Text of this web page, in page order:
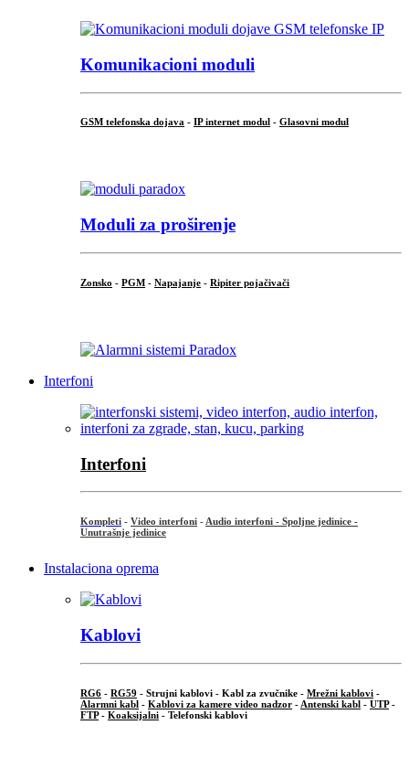
Komunikacioni moduli
GSM telefonska dojava - IP internet modul - Glasovni modul
Moduli za proširenje
Zonsko - PGM - Napajanje - Ripiter pojačivači
Interfoni
Interfoni
Kompleti - Video interfoni - Audio interfoni - Spoljne jedinice -
Unutrašnje jedinice
Instalaciona oprema
Kablovi
RG6 - RG59 - Strujni kablovi - Kabl za zvučnike - Mrežni kablovi -
Alarmni kabl - Kablovi za kamere video nadzor - Antenski kabl - UTP-
FTP- Koaksijalni - Telefonski kablovi